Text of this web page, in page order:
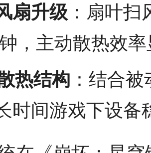
扇升级 ：扇叶
，主动散热效
热结构 ：结合
时间游戏下设备